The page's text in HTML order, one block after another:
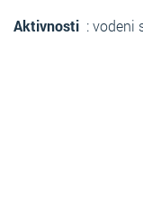
Aktivnosti : vodeni